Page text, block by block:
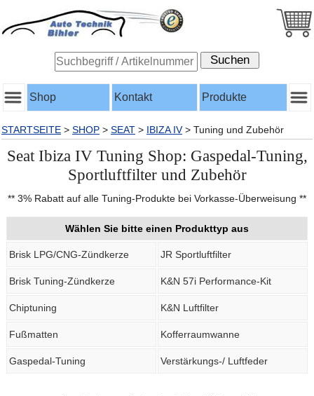
Shop Kontakt Produkte
STARTSEITE > SHOP > SEAT > IBIZA IV > Tuning und Zubehör
Seat Ibiza IV Tuning Shop: Gaspedal-Tuning,
Sportluftfilter und Zubehör
** 3% Rabatt auf alle Tuning-Produkte bei Vorkasse-Überweisung **
Wählen Sie bitte einen Produkttyp aus
Brisk LPG/CNG-Zündkerze JR Sportluftfilter
Brisk Tuning-Zündkerze K&N 57i Performance-Kit
Chiptuning K&N Luftfilter
Fußmatten Kofferraumwanne
Gaspedal-Tuning Verstärkungs-/ Luftfeder